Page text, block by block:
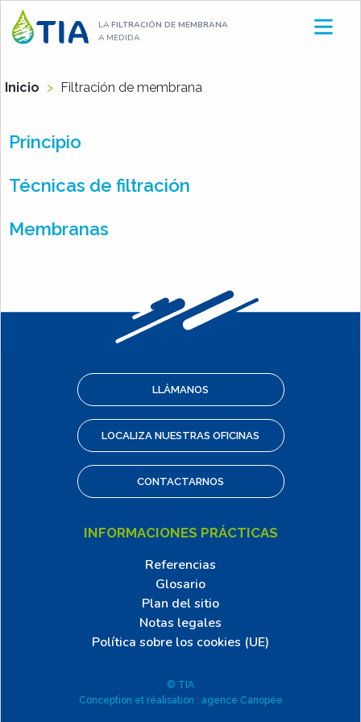
Aller
au
contenu
LAFILTRACIÓN DE MEMBRANA
A MEDIDA
Inicio > Filtración de membrana
Principio
Técnicas de filtración
Membranas
LLÁMANOS
LOCALIZA NUESTRAS OFICINAS
CONTACTARNOS
INFORMACIONES PRÁCTICAS
Referencias
Glosario
Plan del sitio
Notas legales
Política sobre los cookies (UE)
© TIA
Conception et réalisation : agence Canopée